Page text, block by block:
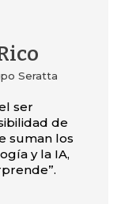
Seratta
ser
de
suman los
y la IA,